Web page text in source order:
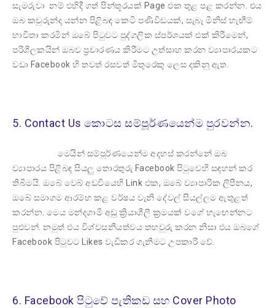
සැමරුවා නම් එහිදී ගත් පින්තූරයක් Page එක තුළ පළ කරන්න. එය
ඔබ කවුරුන්ද යන්න පිළිබඳ කෙටි පණිවිඩයක්, සැබෑ මිනිස් හැඟීම්
භාවිතා කරමින් ඔබේ පිටුවට පුද්ගලික ස්පර්ශයක් එක් කිරීමෙන්,
පරිශීලකයින් ඔබව ප්‍රචාරණය කිරීමට උත්සාහ කරන ව්‍යාපාරයකට
වඩා Facebook හි තවත් රසවත් මිතුරෙකු ලෙස දකිනු ඇත.
5. Contact Us කොටස සම්පූර්ණයෙන්ම පුරවන්න.
මෙයින් සම්පුර්ණයෙන්ම අදහස් කරන්නේ ඔබ
ව්‍යාපාරය පිළිබඳ සියලු තොරතුරු Facebook පිටුවෙහි සඳහන් කර
තිබීමයි. ඔබේ වෙබ් අඩවියෙහි Link එක, ඔබේ ව්‍යාපාරික ලිපිනය,
ඔබේ සමාගම ආරම්භ කළ වර්ෂය වැනි දේවල් සියල්ලම ඇතුළත්
කරන්න. මෙය මන්දගාමී අඩු ක්‍රියාශීලී ක්‍රමයක් වගේ හැඟෙන්නට
පුළුවන්. නමුත් එය විශ්වසනීයත්වය තහවුරු කරන නිසා එය ඔබගේ
Facebook පිටුවට Likes වැඩිකර ගැනීමට උපකාරී වේ.
6. Facebook පිටුවේ පැතිකඩ සහ Cover Photo